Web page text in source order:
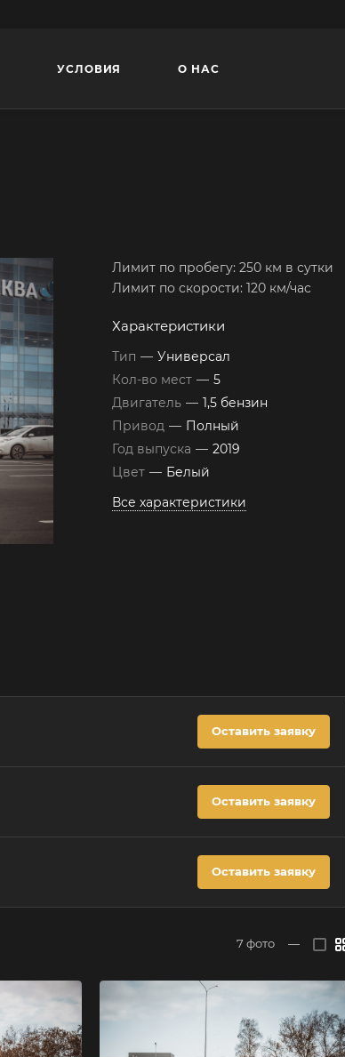
УСЛОВИЯ О НАС
Лимит по пробегу: 250 км в сутки
Лимит по скорости: 120 км/час
Характеристики
Тип — Универсал
Кол-во мест — 5
Двигатель — 1,5 бензин
Привод — Полный
Год выпуска — 2019
Цвет — Белый
Все характеристики
Оставить заявку
Оставить заявку
Оставить заявку
7 фото —